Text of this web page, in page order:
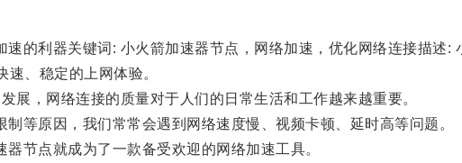
利器关键词: 小火箭加速器节点，网络加速，优化网络连接描述:
速、稳定的上网体验。
，网络连接的质量对于人们的日常生活和工作越来越重要。
原因，我们常常会遇到网络速度慢、视频卡顿、延时高等问题。
节点就成为了一款备受欢迎的网络加速工具。